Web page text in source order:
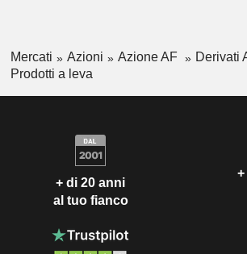
Mercati Azioni Azione AF
Derivati
Prodotti a leva
+ di 20 anni
al tuo fianco
+